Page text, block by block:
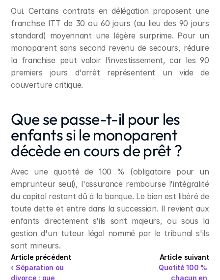
Oui. Certains contrats en délégation proposent une
franchise ITT de 30 ou 60 jours (au lieu des 90 jours
standard) moyennant une légère surprime. Pour un
monoparent sans second revenu de secours, réduire
la franchise peut valoir l'investissement, car les 90
premiers jours d'arrêt représentent un vide de
couverture critique.
Que se passe-t-il pour les
enfants si le monoparent
décède en cours de prêt ?
Avec une quotité de 100 % (obligatoire pour un
emprunteur seul), l'assurance rembourse l'intégralité
du capital restant dû à la banque. Le bien est libéré de
toute dette et entre dans la succession. Il revient aux
enfants directement s'ils sont majeurs, ou sous la
gestion d'un tuteur légal nommé par le tribunal s'ils
sont mineurs.
Article précédent
‹ Séparation ou
divorce : que
Article suivant
Quotité 100 %
chacun en